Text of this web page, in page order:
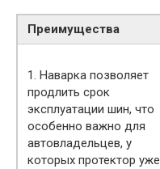
Преимущества
1. Наварка позволяет
продлить срок
эксплуатации шин, что
особенно важно для
автовладельцев, у
которых протектор уже